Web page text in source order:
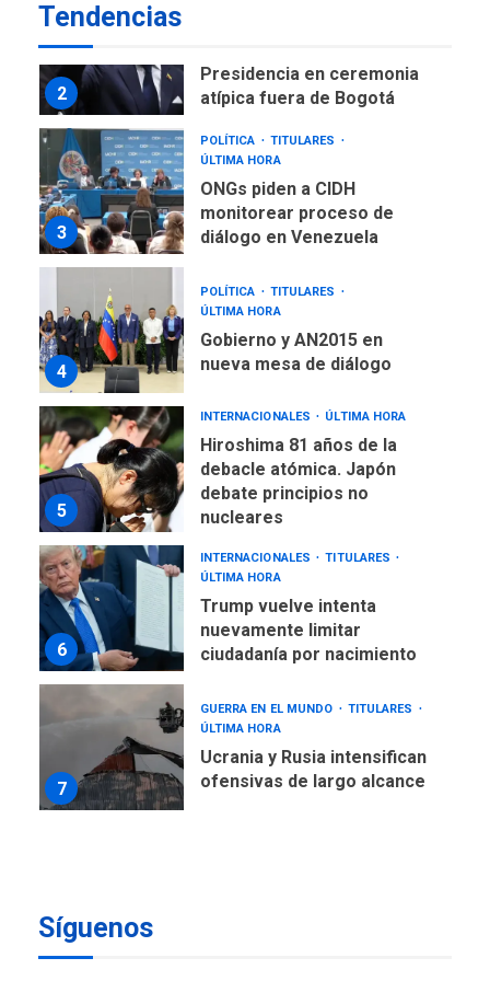
Tendencias
2
Presidencia en ceremonia
atípica fuera de Bogotá
3
POLÍTICA
TITULARES
ÚLTIMA HORA
ONGs piden a CIDH
monitorear proceso de
diálogo en Venezuela
4
POLÍTICA
TITULARES
ÚLTIMA HORA
Gobierno y AN2015 en
nueva mesa de diálogo
5
INTERNACIONALES ÚLTIMA HORA
Hiroshima 81 años de la
debacle atómica. Japón
debate principios no
nucleares
6
INTERNACIONALES
TITULARES
ÚLTIMA HORA
Trump vuelve intenta
nuevamente limitar
ciudadanía por nacimiento
7
GUERRA EN EL MUNDO
TITULARES
ÚLTIMA HORA
Ucrania y Rusia intensifican
ofensivas de largo alcance
1
Síguenos